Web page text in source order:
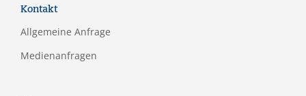
Kontakt
Allgemeine Anfrage
Medienanfragen